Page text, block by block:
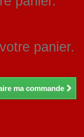
panier.
ma commande